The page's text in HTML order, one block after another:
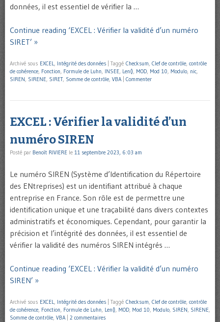
données, il est essentiel de vérifier la …
Continue reading ‘EXCEL : Vérifier la validité d’un numéro
SIRET’ »
Archivé sous EXCEL Intégrité des données Taggé Checksum Clef de contrôle contrôle
de cohérence Fonction Formule de Luhn INSEE Len() MOD Mod 10 Modulo nic
SIREN SIRENE SIRET Somme de contrôle VBA Commenter
EXCEL : Vérifier la validité d’un
numéro SIREN
Posté par Benoît RIVIERE le 11 septembre 2023, 6:03 am
Le numéro SIREN (Système d’Identification du Répertoire
des ENtreprises) est un identifiant attribué à chaque
entreprise en France. Son rôle est de permettre une
identification unique et une traçabilité dans divers contextes
administratifs et économiques. Cependant, pour garantir la
précision et l’intégrité des données, il est essentiel de
vérifier la validité des numéros SIREN intégrés …
Continue reading ‘EXCEL : Vérifier la validité d’un numéro
SIREN’ »
Archivé sous EXCEL, Intégrité des données Taggé Checksum, Clef de contrôle, contrôle
de cohérence, Fonction, Formule de Luhn, Len(), MOD, Mod 10, Modulo, SIREN, SIRENE,
Somme de contrôle, VBA 2 commentaires